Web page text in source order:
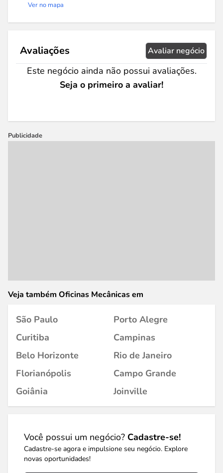
Ver no mapa
Avaliações Avaliar negócio
Este negócio ainda não possui avaliações.
Seja o primeiro a avaliar!
Publicidade
Veja também Oficinas Mecânicas em
São Paulo
Porto Alegre
Curitiba
Campinas
Belo Horizonte
Rio de Janeiro
Florianópolis
Campo Grande
Goiânia
Joinville
Você possui um negócio? Cadastre-se!
Cadastre-se agora e impulsione seu negócio. Explore
novas oportunidades!